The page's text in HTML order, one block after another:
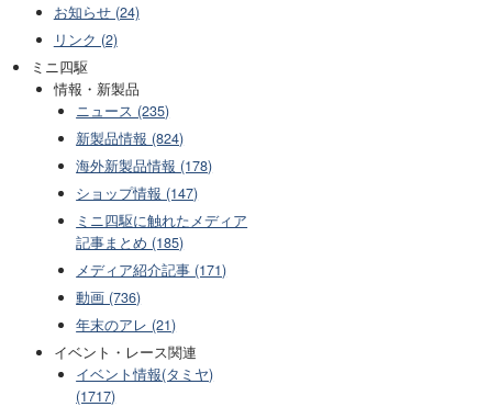
お知らせ (24)
リンク (2)
ミニ四駆
情報・新製品
ニュース (235)
新製品情報 (824)
海外新製品情報 (178)
ショップ情報 (147)
ミニ四駆に触れたメディア
記事まとめ (185)
メディア紹介記事 (171)
動画 (736)
年末のアレ (21)
イベント・レース関連
イベント情報(タミヤ)
(1717)